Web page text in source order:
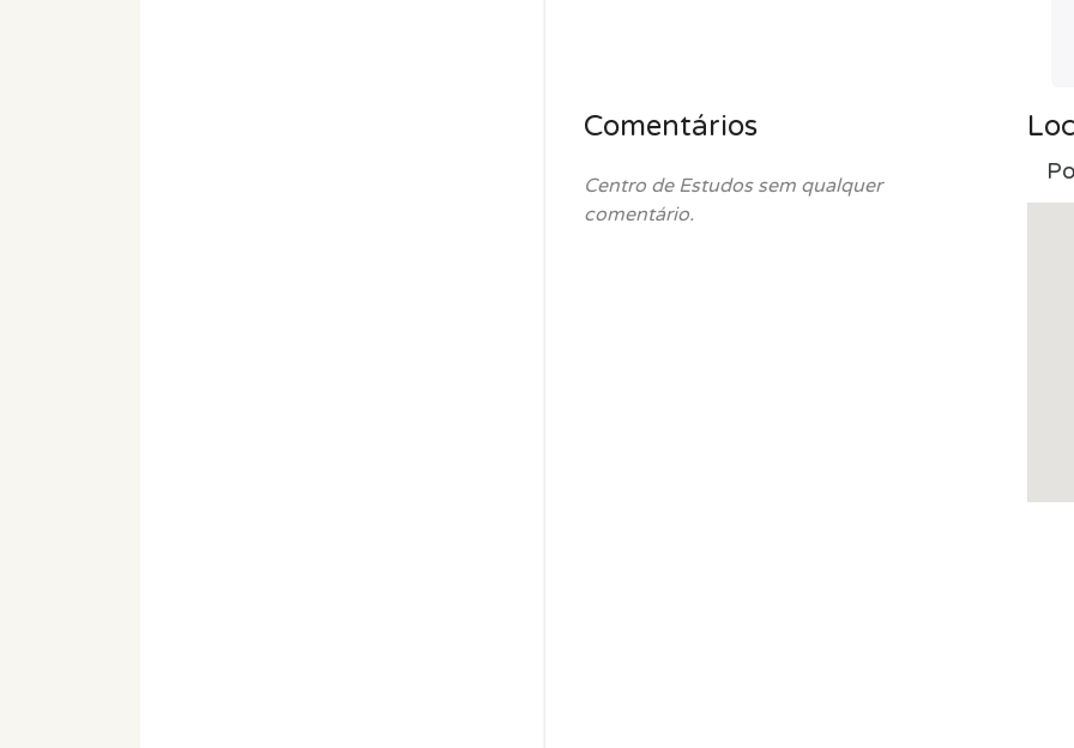
Comentários
Centro de Estudos sem qualquer
comentário.